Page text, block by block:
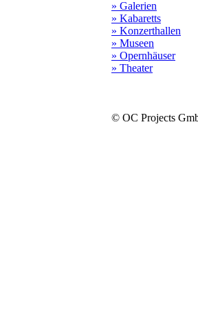
» Galerien
» Kabaretts
» Konzerthallen
» Museen
» Opernhäuser
» Theater
© OC Projects